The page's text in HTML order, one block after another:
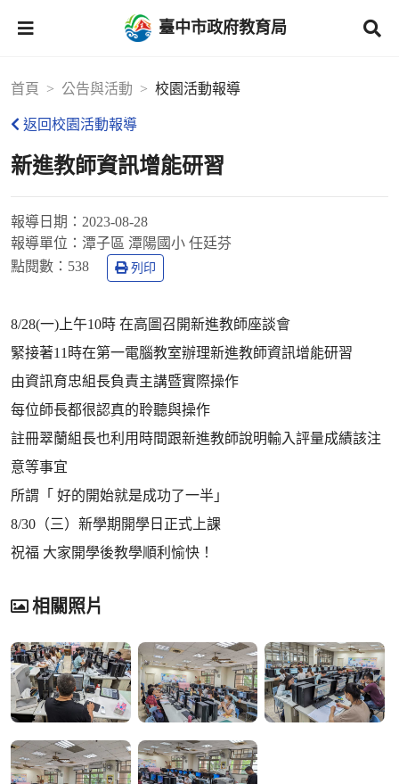
臺中市政府教育局
首頁 公告與活動 校園活動報導
返回校園活動報導
新進教師資訊增能研習
報導日期： 2023-08-28
報導單位： 潭子區 潭陽國小 任廷芬
點閱數： 538 列印
8/28(一)上午10時 在高圖召開新進教師座談會
緊接著11時在第一電腦教室辦理新進教師資訊增能研習
由資訊育忠組長負責主講暨實際操作
每位師長都很認真的聆聽與操作
註冊翠蘭組長也利用時間跟新進教師說明輸入評量成績該注
意等事宜
所謂「 好的開始就是成功了一半」
8/30（三）新學期開學日正式上課
祝福 大家開學後教學順利愉快！
相關照片